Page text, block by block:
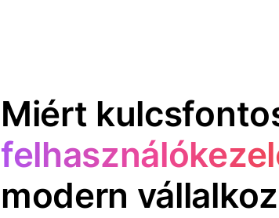
Miért
modern